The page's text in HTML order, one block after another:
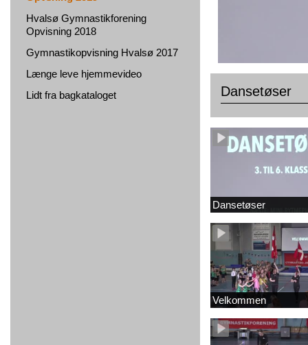
Hvalsø Gymnastikforening
Opvisning 2018
Gymnastikopvisning Hvalsø 2017
Længe leve hjemmevideo
Lidt fra bagkataloget
Dansetøser
Dansetøser
Velkommen